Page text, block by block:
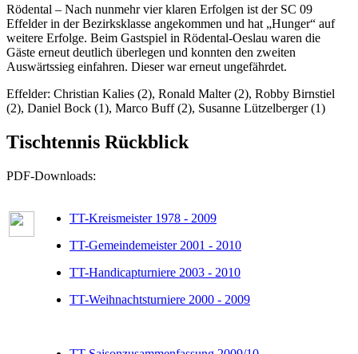
Rödental – Nach nunmehr vier klaren Erfolgen ist der SC 09
Effelder in der Bezirksklasse angekommen und hat „Hunger“ auf
weitere Erfolge. Beim Gastspiel in Rödental-Oeslau waren die
Gäste erneut deutlich überlegen und konnten den zweiten
Auswärtssieg einfahren. Dieser war erneut ungefährdet.
Effelder: Christian Kalies (2), Ronald Malter (2), Robby Birnstiel
(2), Daniel Bock (1), Marco Buff (2), Susanne Lützelberger (1)
Tischtennis Rückblick
PDF-Downloads:
TT-Kreismeister 1978 - 2009
TT-Gemeindemeister 2001 - 2010
TT-Handicapturniere 2003 - 2010
TT-Weihnachtsturniere 2000 - 2009